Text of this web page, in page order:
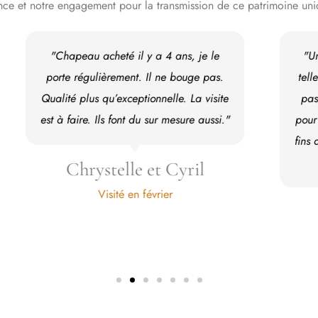
et notre engagement pour la transmission de ce patrimoine
"Une visite hors du temps mais aussi
tellement dans le passé avec un guide
passionnant. Du vrai Made in France
pour des chapeaux si beau et quelques
dans la boutique."